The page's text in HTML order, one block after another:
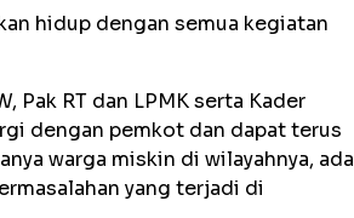
hidup dengan semua kegiatan
Pak RT dan LPMK serta Kader
dengan pemkot dan dapat terus
warga miskin di wilayahnya, ada
yang terjadi di